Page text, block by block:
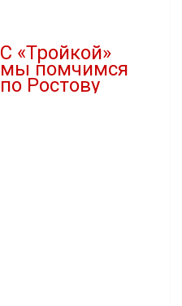
С «Тройкой»
мы помчимся
по Ростову